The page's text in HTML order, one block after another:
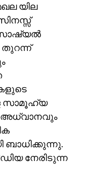
യില
സോഷ്യൽ
തുറന്ന്
സാമൂഹ്യ
അധ്വാനവും
ബാധിക്കുന്നു.
നേരിടുന്ന